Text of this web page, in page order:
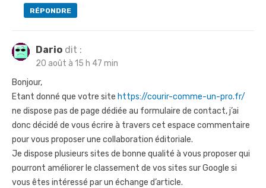
RÉPONDRE
Dario dit :
20 août à 15 h 47 min
Bonjour,
Etant donné que votre site https://courir-comme-un-pro.fr/
ne dispose pas de page dédiée au formulaire de contact, j’ai
donc décidé de vous écrire à travers cet espace commentaire
pour vous proposer une collaboration éditoriale.
Je dispose plusieurs sites de bonne qualité à vous proposer qui
pourront améliorer le classement de vos sites sur Google si
vous êtes intéressé par un échange d’article.